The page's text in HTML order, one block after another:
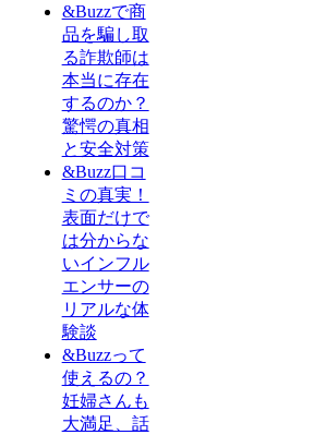
&Buzzで商
品を騙し取
る詐欺師は
本当に存在
するのか？
驚愕の真相
と安全対策
&Buzz口コ
ミの真実！
表面だけで
は分からな
いインフル
エンサーの
リアルな体
験談
&Buzzって
使えるの？
妊婦さんも
大満足、話